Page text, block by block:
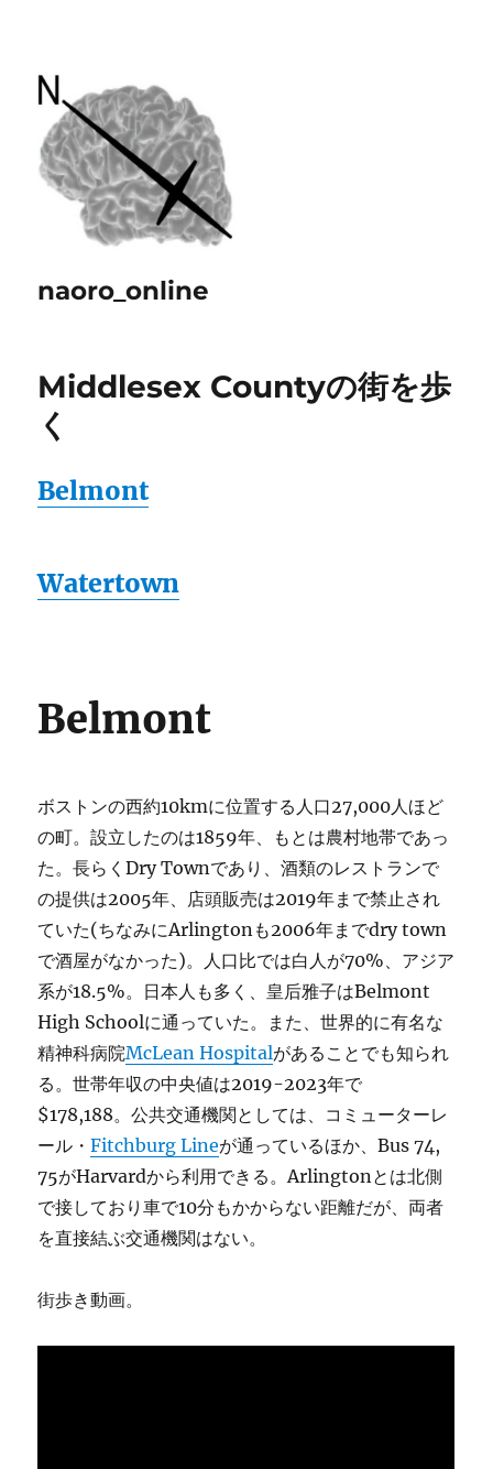
naoro_online
Middlesex Countyの街を歩
く
Belmont
Watertown
Belmont
ボストンの西約10kmに位置する人口27,000人ほど
の町。設立したのは1859年、もとは農村地帯であっ
た。長らくDry Townであり、酒類のレストランで
の提供は2005年、店頭販売は2019年まで禁止され
ていた(ちなみにArlingtonも2006年までdry town
で酒屋がなかった)。人口比では白人が70%、アジア
系が18.5%。日本人も多く、皇后雅子はBelmont
High Schoolに通っていた。また、世界的に有名な
精神科病院McLean Hospitalがあることでも知られ
る。世帯年収の中央値は2019-2023年で
$178,188。公共交通機関としては、コミューターレ
ール・Fitchburg Lineが通っているほか、Bus 74,
75がHarvardから利用できる。Arlingtonとは北側
で接しており車で10分もかからない距離だが、両者
を直接結ぶ交通機関はない。
街歩き動画。